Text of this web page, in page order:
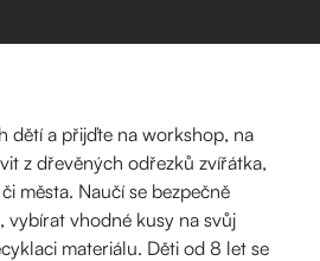
dětí a přijďte na workshop, na
z dřevěných odřezků zvířátka,
města. Naučí se bezpečně
vybírat vhodné kusy na svůj
materiálu. Děti od 8 let se